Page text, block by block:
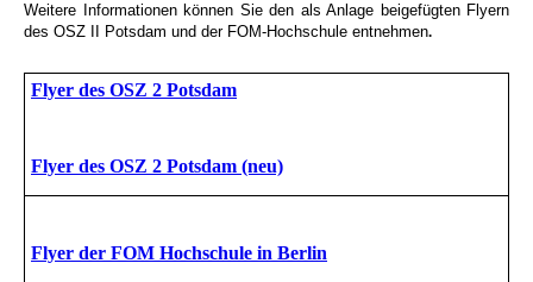
Weitere Informationen können Sie den als Anlage beigefügten Flyern
des OSZ II Potsdam und der FOM-Hochschule entnehmen.
Flyer des OSZ 2 Potsdam
Flyer des OSZ 2 Potsdam (neu)
Flyer der FOM Hochschule in Berlin